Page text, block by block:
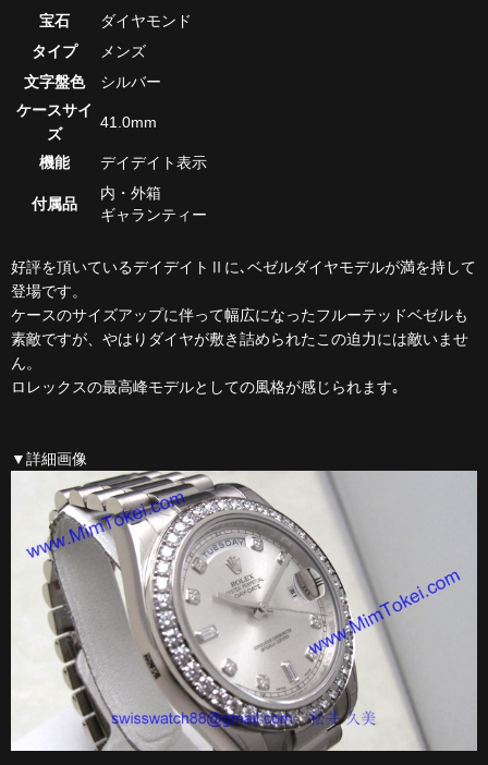
宝石
ダイヤモンド
タイプ
メンズ
文字盤色
シルバー
ケースサイ
ズ
41.0mm
機能 デイデイト表示
付属品
内・外箱
ギャランティー
好評を頂いているデイデイトⅡに､ベゼルダイヤモデルが満を持して
登場です。
ケースのサイズアップに伴って幅広になったフルーテッドベゼルも
素敵ですが、やはりダイヤが敷き詰められたこの迫力には敵いませ
ん。
ロレックスの最高峰モデルとしての風格が感じられます｡
▼詳細画像